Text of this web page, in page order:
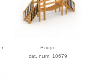
Bridge
cat. num. 10679